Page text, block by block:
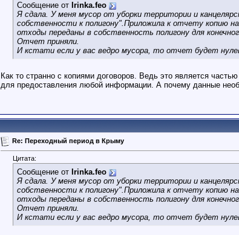
Сообщение от Irinka.feo
Я сдала. У меня мусор от уборки территории и
собственности к полигону".Приложила к отчету копию
отходы переданы в собственность полигону для
Отчет приняли.
И кстати если у вас ведро мусора, то отчет будет
Как то странно с копиями договоров. Ведь это является
для предоставления любой информации. А почему данные
Re: Переходный период в Крыму
Цитата:
Сообщение от Irinka.feo
Я сдала. У меня мусор от уборки территории и
собственности к полигону".Приложила к отчету копию
отходы переданы в собственность полигону для
Отчет приняли.
И кстати если у вас ведро мусора, то отчет будет